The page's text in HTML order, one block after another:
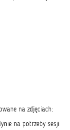
na zdjęciach:
na potrzeby sesji